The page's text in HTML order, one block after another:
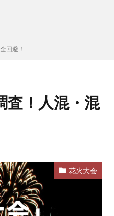
回避！
査！人混・混
花火大会